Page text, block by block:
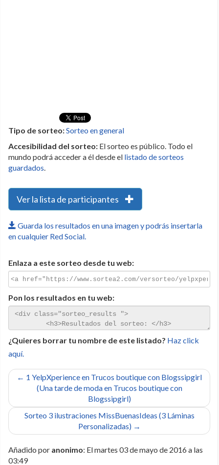
Tipo de sorteo:Sorteo en general
Accesibilidad del sorteo: El sorteo es público. Todo el
mundo podrá acceder a él desde el listado de sorteos
guardados.
Ver la lista de participantes
Guarda los resultados en una imagen y podrás insertarla
en cualquier Red Social.
Enlaza a este sorteo desde tu web:
Pon los resultados en tu web:
¿Quieres borrar tu nombre de este listado? Haz click
aquí.
← 1 YelpXperience en Trucos boutique con Blogssipgirl
(Una tarde de moda en Trucos boutique con
Blogssipgirl)
Sorteo 3 ilustraciones MissBuenasIdeas (3 Láminas
Personalizadas) →
Añadido por anonimo: El martes 03 de mayo de 2016 a las
03:49